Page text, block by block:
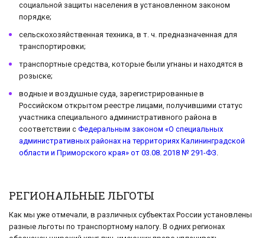
социальной защиты населения в установленном законом
порядке;
сельскохозяйственная техника, в т. ч. предназначенная для
транспортировки;
транспортные средства, которые были угнаны и находятся в
розыске;
водные и воздушные суда, зарегистрированные в
Российском открытом реестре лицами, получившими статус
участника специального административного района в
соответствии с Федеральным законом «О специальных
административных районах на территориях Калининградской
области и Приморского края» от 03.08. 2018 № 291-ФЗ.
РЕГИОНАЛЬНЫЕ ЛЬГОТЫ
Как мы уже отмечали, в различных субъектах России установлены
разные льготы по транспортному налогу. В одних регионах